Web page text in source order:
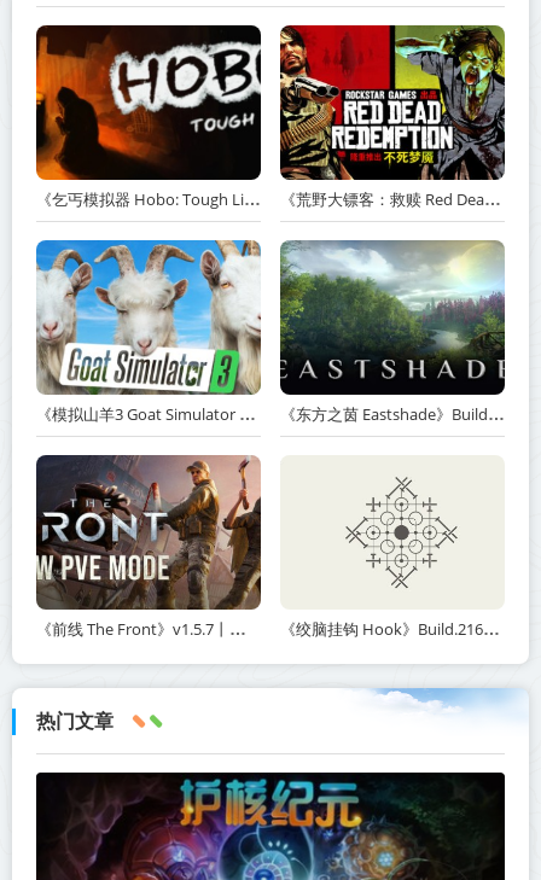
《乞丐模拟器 Hobo: Tough Life》v1.20.010-赠原声带+解锁全人物满级通关存档+多项修改器【单机+联机】丨中文版网盘下载 《荒野大镖客：救赎 Red Dead Redemption》v1.0.42.46611-送修改器丨中文版网盘下载
《模拟山羊3 Goat Simulator 3》v1.2.0.2-全DLC+含重制版【单机+联机】【PC/手机双端】丨中文版网盘下载 《东方之茵 Eastshade》Build.20251455-免安装中文版丨中文版网盘下载
《前线 The Front》v1.5.7丨中文版网盘下载 《绞脑挂钩 Hook》Build.21678887-免安装中文版丨中文版网盘下载
热门文章